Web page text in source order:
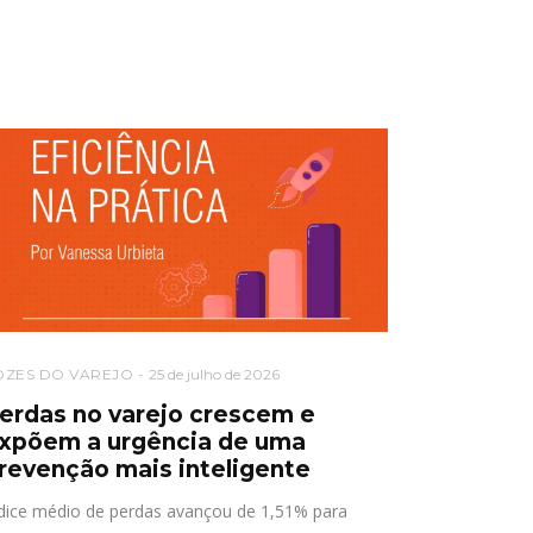
DO VAREJO 25 de julho de 2026
no varejo crescem e
a urgência de uma
mais inteligente
médio de perdas avançou de 1,51% para